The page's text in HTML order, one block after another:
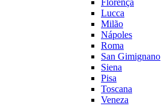
Florença
Lucca
Milão
Nápoles
Roma
San Gimignano
Siena
Pisa
Toscana
Veneza